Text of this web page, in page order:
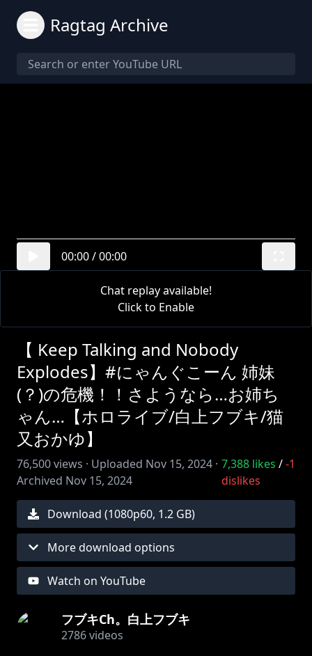
Ragtag Archive
00:00/00:00
Chat replay available!
Click to Enable
【 Keep Talking and Nobody
Explodes】#にゃんぐこーん 姉妹
(？)の危機！！さようなら…お姉ち
ゃん…【ホロライブ/白上フブキ/猫
又おかゆ】
76,500views · Uploaded Nov 15, 2024 ·
Archived Nov 15, 2024
7,388likes /-1
dislikes
Download (1080p60, 1.2 GB)
More download options
Watch on YouTube
フブキCh。白上フブキ
2786videos